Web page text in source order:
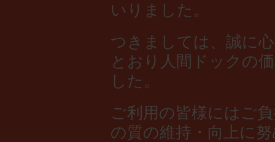
いりました。
つきましては、誠に
とおり人間ドックの
した。
ご利用の皆様にはご
の質の維持・向上に